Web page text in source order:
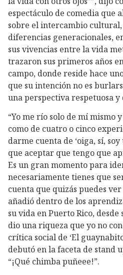
espectáculo de comedia que
sobre el intercambio
diferencias generacionales,
sus vivencias entre la vida
trazaron sus primeros años
campo, donde reside hace
que su intención no es
una perspectiva respetuosa
“Yo me río solo de mí mismo
como de cuatro o cinco
darme cuenta de ‘oiga, sí,
que aceptar que tengo que
Es un gran momento para
necesariamente tienes que
cuenta que quizás puedes
añadió dentro de los
su vida en Puerto Rico, desde
dio una riqueza que yo no
crítica social de ‘El
debutó en la faceta de stand
“¡Qué chimba puñeee!”.